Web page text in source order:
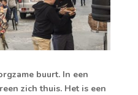
buurt. In een
zich thuis. Het is een